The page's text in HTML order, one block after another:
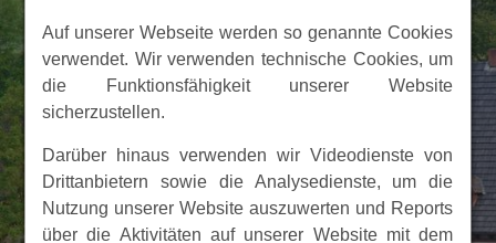
Auf unserer Webseite werden so genannte Cookies
verwendet. Wir verwenden technische Cookies, um
die Funktionsfähigkeit unserer Website
sicherzustellen.
Darüber hinaus verwenden wir Videodienste von
Drittanbietern sowie die Analysedienste, um die
Nutzung unserer Website auszuwerten und Reports
über die Aktivitäten auf unserer Website mit dem